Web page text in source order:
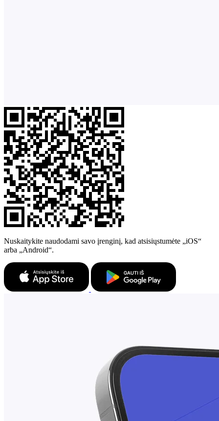
Nuskaitykite naudodami savo įrenginį, kad atsisiųstumėte „iOS“
arba „Android“.